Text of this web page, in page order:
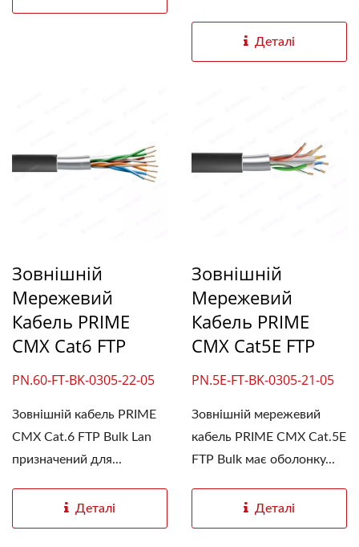
Деталі
Зовнішній
Мережевий
Кабель PRIME
CMX Cat6 FTP
PN.60-FT-BK-0305-22-05
Зовнішній кабель PRIME
CMX Cat.6 FTP Bulk Lan
призначений для...
Деталі
Зовнішній
Мережевий
Кабель PRIME
CMX Cat5E FTP
PN.5E-FT-BK-0305-21-05
Зовнішній мережевий
кабель PRIME CMX Cat.5E
FTP Bulk має оболонку...
Деталі